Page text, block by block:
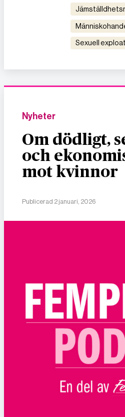
sexuell
Nyheter
Om dödligt,
och
mot kvinnor
Publicerad 2 januari, 2026